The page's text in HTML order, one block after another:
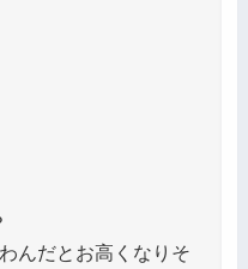
んだとお高くなりそ